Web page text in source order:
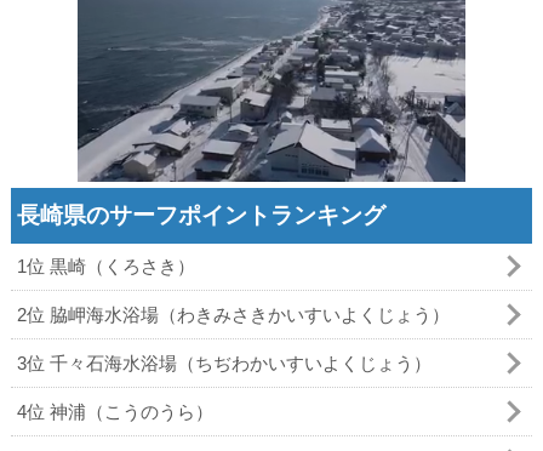
長崎県のサーフポイントランキング
1位 黒崎（くろさき）
2位 脇岬海水浴場（わきみさきかいすいよくじょう）
3位 千々石海水浴場（ちぢわかいすいよくじょう）
4位 神浦（こうのうら）